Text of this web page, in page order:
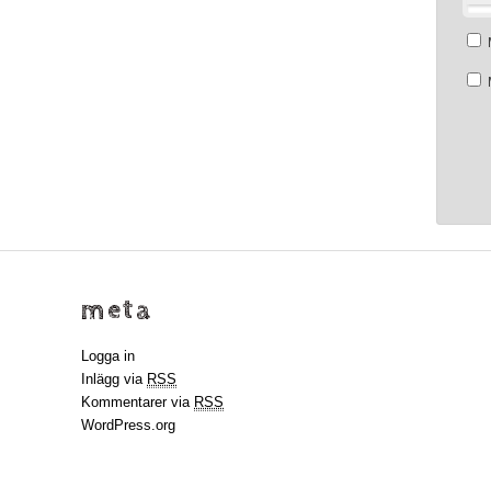
meta
Logga in
Inlägg via RSS
Kommentarer via RSS
WordPress.org